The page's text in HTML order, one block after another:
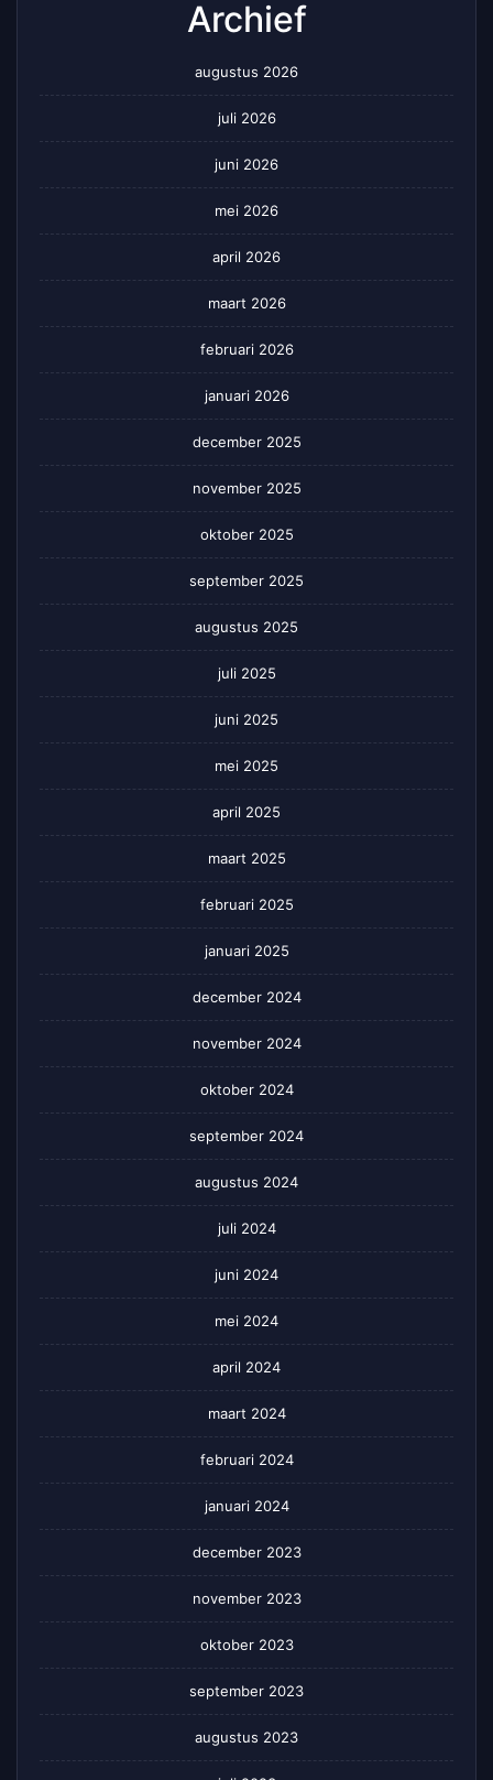
Archief
augustus 2026
juli 2026
juni 2026
mei 2026
april 2026
maart 2026
februari 2026
januari 2026
december 2025
november 2025
oktober 2025
september 2025
augustus 2025
juli 2025
juni 2025
mei 2025
april 2025
maart 2025
februari 2025
januari 2025
december 2024
november 2024
oktober 2024
september 2024
augustus 2024
juli 2024
juni 2024
mei 2024
april 2024
maart 2024
februari 2024
januari 2024
december 2023
november 2023
oktober 2023
september 2023
augustus 2023